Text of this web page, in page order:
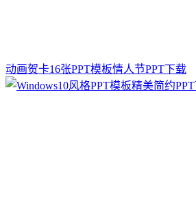
动画贺卡16张PPT模板情人节PPT下载